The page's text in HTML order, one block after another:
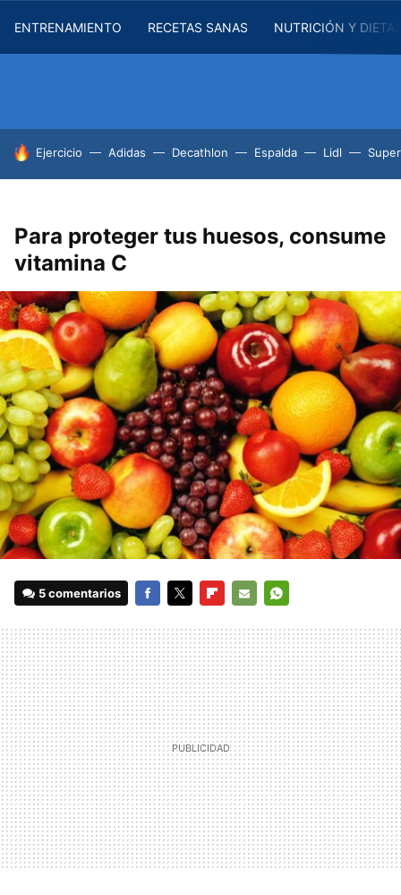
ENTRENAMIENTO RECETAS SANAS NUTRICIÓN Y
HOY SE HABLA DE
Ejercicio Adidas Decathlon Espalda Lidl
Para proteger tus huesos, consume
vitamina C
5 comentarios
MAIL